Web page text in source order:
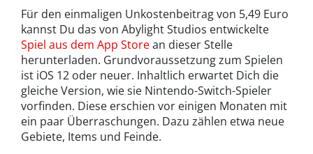
Für den einmaligen Unkostenbeitrag von 5,49 Euro
kannst Du das von Abylight Studios entwickelte
Spiel aus dem App Storean dieser Stelle
herunterladen. Grundvoraussetzung zum Spielen
ist iOS 12 oder neuer. Inhaltlich erwartet Dich die
gleiche Version, wie sie Nintendo-Switch-Spieler
vorfinden. Diese erschien vor einigen Monaten mit
ein paar Überraschungen. Dazu zählen etwa neue
Gebiete, Items und Feinde.